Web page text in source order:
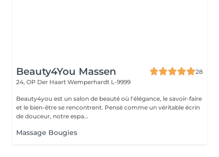
Beauty4You Massen
28
24, OP Der Haart Wemperhardt L-9999
Beauty4you est un salon de beauté où l'élégance, le savoir-faire
et le bien-être se rencontrent. Pensé comme un véritable écrin
de douceur, notre espa...
Massage Bougies